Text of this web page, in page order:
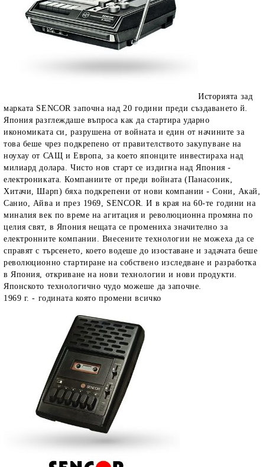
Историята зад
марката SENCOR започна над 20 години преди създаването й.
Япония разглеждаше въпроса как да стартира ударно
икономиката си, разрушена от войната и един от начините за
това беше чрез подкрепено от правителството закупуване на
ноухау от САЩ и Европа, за което японците инвестираха над
милиард долара. Чисто нов старт се издигна над Япония -
електрониката. Компаниите от преди войната (Панасоник,
Хитачи, Шарп) бяха подкрепени от нови компании - Сони, Акай,
Санио, Айва и през 1969, SENCOR. И в края на 60-те години на
миналия век по време на агитация и революционна промяна по
целия свят, в Япония нещата се промениха значително за
електронните компании. Внесените технологии не можеха да се
справят с търсенето, което водеше до изоставане и задачата беше
революционно стартиране на собствено изследване и разработка
в Япония, откриване на нови технологии и нови продукти.
Японското технологично чудо можеше да започне.
1969 г. - годината която промени всичко